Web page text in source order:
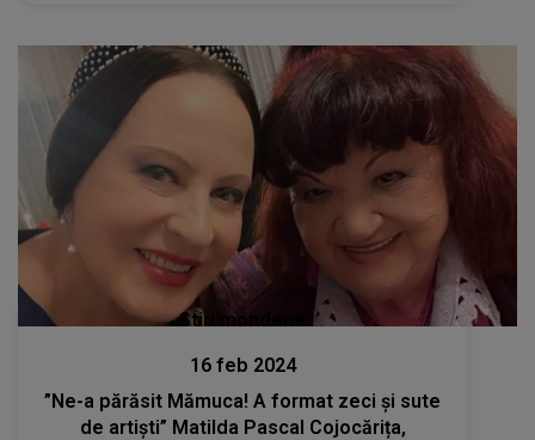
Stiri mondene
16 feb 2024
”Ne-a părăsit Mămuca! A format zeci și sute
de artiști” Matilda Pascal Cojocărița,